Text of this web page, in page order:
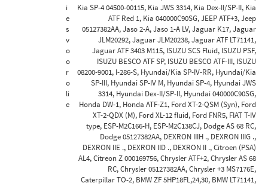
i
e
s
v
o
o
r
o
li
e
Kia SP-4 04500-00115, Kia JWS 3314, Kia Dex-II/SP-II, Kia
ATF Red 1, Kia 040000C90SG, JEEP ATF+3, Jeep
05127382AA, Jaso 2-A, Jaso 1-A LV, Jaguar K17, Jaguar
JLM20292, Jaguar JLM20238, Jaguar ATF LT71141,
Jaguar ATF 3403 M115, ISUZU SCS Fluid, ISUZU PSF,
ISUZU BESCO ATF SP, ISUZU BESCO ATF-III, ISUZU
08200-9001, I-286-S, Hyundai/Kia SP-IV-RR, Hyundai/Kia
SP-III, Hyundai SP-IV M, Hyundai SP-4, Hyundai JWS
3314, Hyundai Dex-II/SP-II, Hyundai 040000C90SG,
Honda DW-1, Honda ATF-Z1, Ford XT-2-QSM (Syn), Ford
XT-2-QDX (M), Ford XL-12 fluid, Ford FNR5, FIAT T-IV
type, ESP-M2C166-H, ESP-M2C138CJ, Dodge AS 68 RC,
Dodge 05127382AA, DEXRON IIIH ., DEXRON IIIG .,
DEXRON IIE ., DEXRON IID ., DEXRON II ., Citroen (PSA)
AL4, Citreon Z 000169756, Chrysler ATF+2, Chrysler AS 68
RC, Chrysler 05127382AA, Chrysler +3 MS7176E,
Caterpillar TO-2, BMW ZF 5HP18FL,24,30, BMW LT71141,